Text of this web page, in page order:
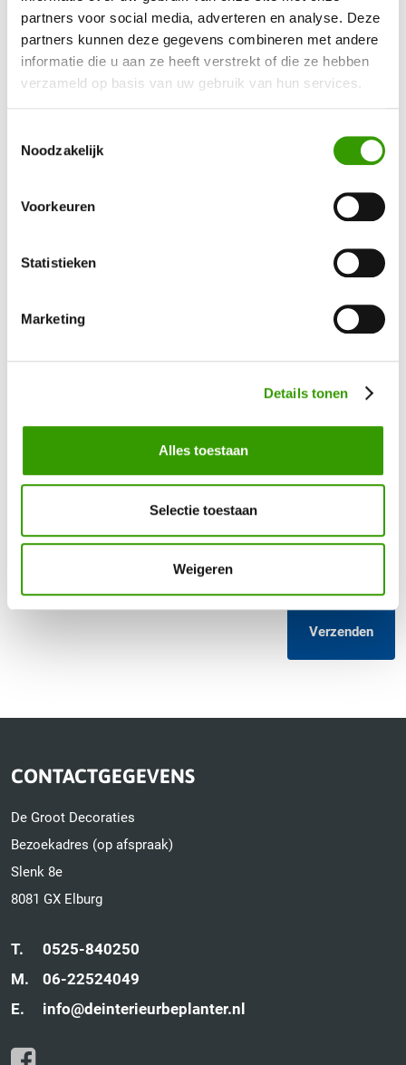
partners voor social media, adverteren en analyse. Deze
partners kunnen deze gegevens combineren met andere
informatie die u aan ze heeft verstrekt of die ze hebben
verzameld op basis van uw gebruik van hun services.
Noodzakelijk
Voorkeuren
Statistieken
Marketing
Details tonen
Alles toestaan
Selectie toestaan
Weigeren
BEN JE GEÏNTERESSEERD GERAAKT IN ONZE
KUNSTPLANTEN?
Uw vraag / opmerking
Verzenden
CONTACTGEGEVENS
De Groot Decoraties
Bezoekadres (op afspraak)
Slenk 8e
8081 GX Elburg
T.
0525-840250
M.
06-22524049
E.
info@deinterieurbeplanter.nl